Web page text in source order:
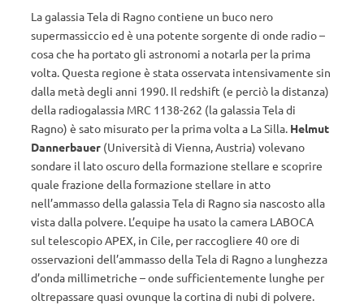
La galassia Tela di Ragno contiene un buco nero
supermassiccio ed è una potente sorgente di onde radio –
cosa che ha portato gli astronomi a notarla per la prima
volta. Questa regione è stata osservata intensivamente sin
dalla metà degli anni 1990. Il redshift (e perciò la distanza)
della radiogalassia MRC 1138-262 (la galassia Tela di
Ragno) è sato misurato per la prima volta a La Silla. Helmut
Dannerbauer (Università di Vienna, Austria) volevano
sondare il lato oscuro della formazione stellare e scoprire
quale frazione della formazione stellare in atto
nell’ammasso della galassia Tela di Ragno sia nascosto alla
vista dalla polvere. L’equipe ha usato la camera LABOCA
sul telescopio APEX, in Cile, per raccogliere 40 ore di
osservazioni dell’ammasso della Tela di Ragno a lunghezza
d’onda millimetriche – onde sufficientemente lunghe per
oltrepassare quasi ovunque la cortina di nubi di polvere.